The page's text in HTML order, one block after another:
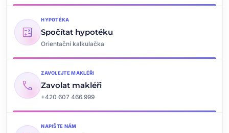
calculate
HYPOTÉKA
Spočítat hypotéku
Orientační kalkulačka
call
ZAVOLEJTE MAKLÉŘI
Zavolat makléři
+420 607 466 999
NAPIŠTE NÁM